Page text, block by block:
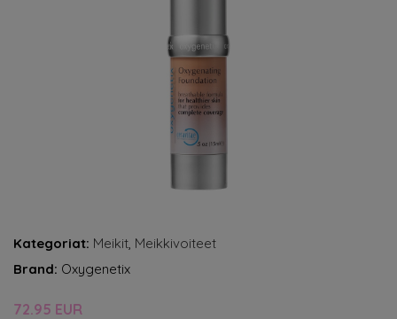
Kategoriat: Meikit Meikkivoiteet
Brand: Oxygenetix
72.95 EUR